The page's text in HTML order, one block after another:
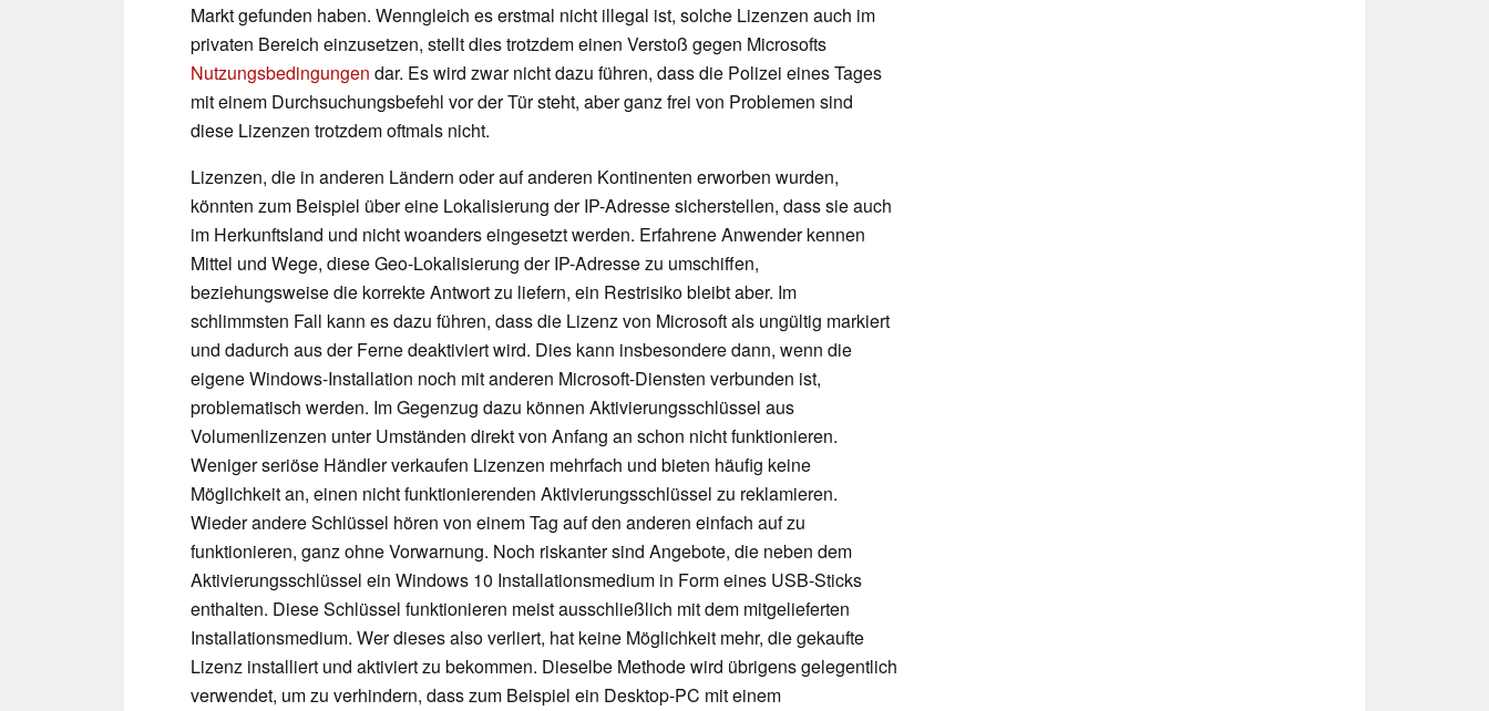
Markt gefunden haben. Wenngleich es erstmal nicht illegal ist, solche Lizenzen auch im
privaten Bereich einzusetzen, stellt dies trotzdem einen Verstoß gegen Microsofts
Nutzungsbedingungen dar. Es wird zwar nicht dazu führen, dass die Polizei eines Tages
mit einem Durchsuchungsbefehl vor der Tür steht, aber ganz frei von Problemen sind
diese Lizenzen trotzdem oftmals nicht.
Lizenzen, die in anderen Ländern oder auf anderen Kontinenten erworben wurden,
könnten zum Beispiel über eine Lokalisierung der IP-Adresse sicherstellen, dass sie auch
im Herkunftsland und nicht woanders eingesetzt werden. Erfahrene Anwender kennen
Mittel und Wege, diese Geo-Lokalisierung der IP-Adresse zu umschiffen,
beziehungsweise die korrekte Antwort zu liefern, ein Restrisiko bleibt aber. Im
schlimmsten Fall kann es dazu führen, dass die Lizenz von Microsoft als ungültig markiert
und dadurch aus der Ferne deaktiviert wird. Dies kann insbesondere dann, wenn die
eigene Windows-Installation noch mit anderen Microsoft-Diensten verbunden ist,
problematisch werden. Im Gegenzug dazu können Aktivierungsschlüssel aus
Volumenlizenzen unter Umständen direkt von Anfang an schon nicht funktionieren.
Weniger seriöse Händler verkaufen Lizenzen mehrfach und bieten häufig keine
Möglichkeit an, einen nicht funktionierenden Aktivierungsschlüssel zu reklamieren.
Wieder andere Schlüssel hören von einem Tag auf den anderen einfach auf zu
funktionieren, ganz ohne Vorwarnung. Noch riskanter sind Angebote, die neben dem
Aktivierungsschlüssel ein Windows 10 Installationsmedium in Form eines USB-Sticks
enthalten. Diese Schlüssel funktionieren meist ausschließlich mit dem mitgelieferten
Installationsmedium. Wer dieses also verliert, hat keine Möglichkeit mehr, die gekaufte
Lizenz installiert und aktiviert zu bekommen. Dieselbe Methode wird übrigens gelegentlich
verwendet, um zu verhindern, dass zum Beispiel ein Desktop-PC mit einem